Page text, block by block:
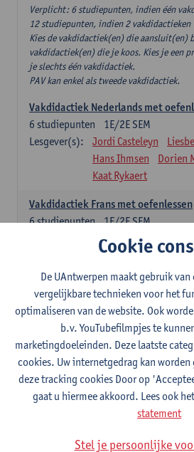
Verplicht: 6 studiepunten, indien één
12 studiepunten, indien 2 vakdidactieken
Kies de vakdidactiek(en) die
vakdidactiek(en) die je koos. Kies je een
je slechts één vakdidactiek.
PAV kan enkel als tweede vakdidactiek.
Vakdidactiek Nederlands met
1E/2E SEM
6 studiepunten
Lesgever(s):
Jordi Casteleyn
Hans Ihmsen
Dorien
Kaat Rykaert
Vakdidactiek Frans met oefenlessen
1E/2E SEM
6studiepunten
Mathea Simons
Mark Demyttenaere
Karen Van De Putte
Vakdidactiek Engels met
1E/2E SEM
6studiepunten
Lesgever(s):
Tom Smits
Ellen De
Nele Kempenaers
Vakdidactiek Duits met oefenlessen
1E/2E SEM
6studiepunten
Tom Smits Marise Van
Vakdidactiek Nederlands niet-
Cookie
De UAntwerpen maakt gebruik van
vergelijkbare technieken voor het
optimaliseren van de website. Ook
b.v. YouTubefilmpjes te
marketingdoeleinden. Deze laatste
cookies. Uw internetgedrag kan
deze tracking cookies Door op
gaat u hiermee akkoord. Lees ook
statement
Stel je persoonlijke